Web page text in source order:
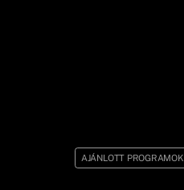
AJÁNLOTT PROGRAMOK